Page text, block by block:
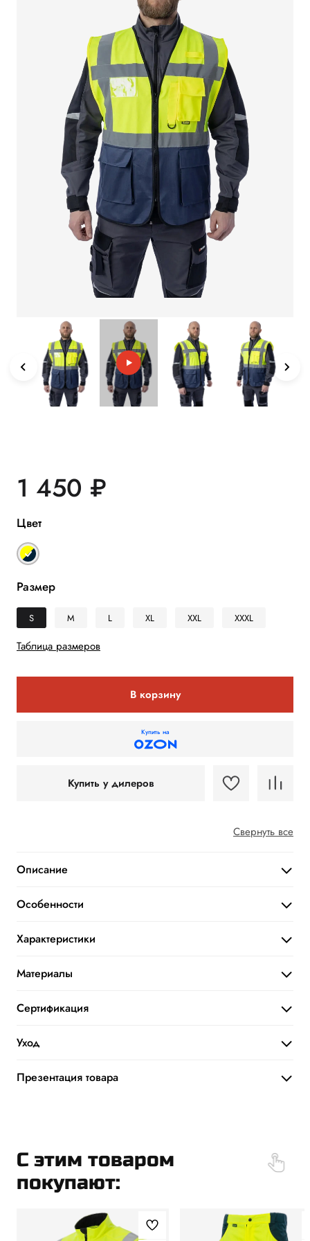
1 450 ₽
Цвет
Размер
S M L XL XXL XXXL
Таблица размеров
В корзину
Купить на
Купить у дилеров
Свернуть все
Описание
Особенности
Характеристики
Материалы
Сертификация
Уход
Презентация товара
C этим товаром
покупают: